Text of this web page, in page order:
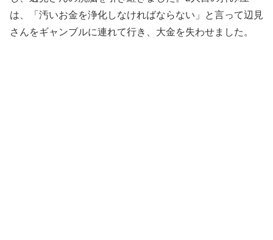
は、「汚いお金を浄化しなければならない」と言って辺見
さんをギャンブルに連れて行き、大金を失わせました。